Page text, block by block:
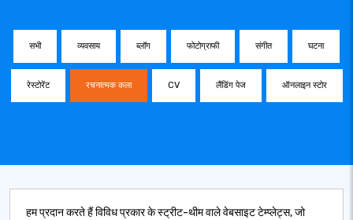
सभी व्यवसाय ब्लॉग फोटोग्राफी संगीत घटना
रेस्टोरेंट रचनात्मक कला CV लैंडिंग पेज ऑनलाइन स्टोर
हम प्रदान करते हैं विविध प्रकार के स्ट्रीट-थीम वाले वेबसाइट टेम्प्लेट्स, जो